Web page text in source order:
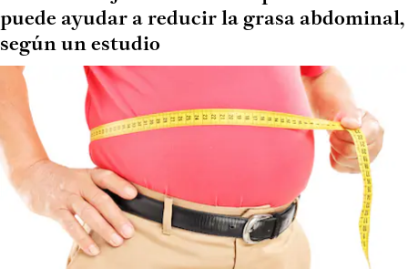
puede ayudar a reducir la grasa abdominal,
según un estudio